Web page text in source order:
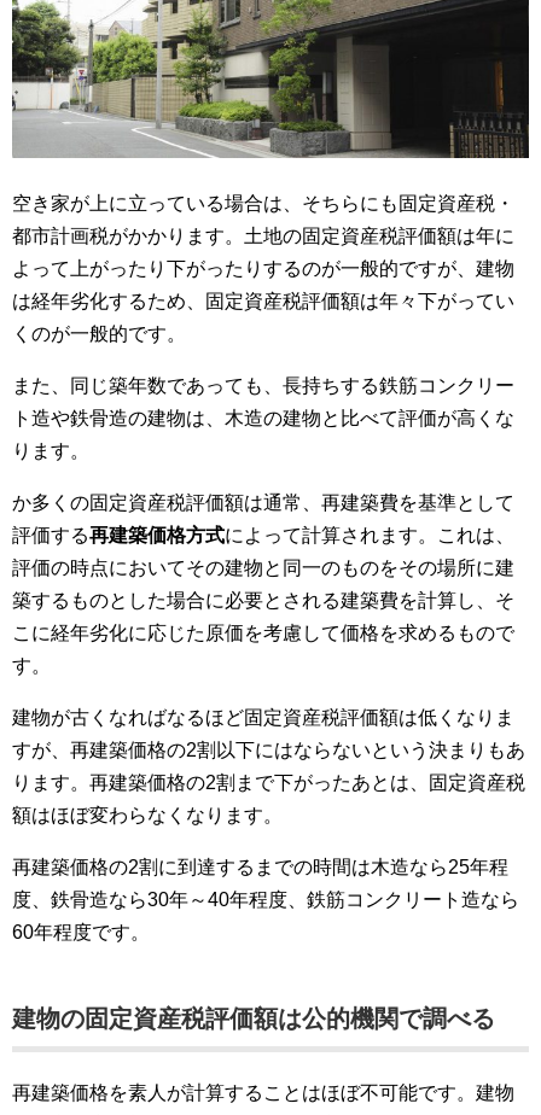
空き家が上に立っている場合は、そちらにも固定資産税・
都市計画税がかかります。土地の固定資産税評価額は年に
よって上がったり下がったりするのが一般的ですが、建物
は経年劣化するため、固定資産税評価額は年々下がってい
くのが一般的です。
また、同じ築年数であっても、長持ちする鉄筋コンクリー
ト造や鉄骨造の建物は、木造の建物と比べて評価が高くな
ります。
か多くの固定資産税評価額は通常、再建築費を基準として
評価する再建築価格方式によって計算されます。これは、
評価の時点においてその建物と同一のものをその場所に建
築するものとした場合に必要とされる建築費を計算し、そ
こに経年劣化に応じた原価を考慮して価格を求めるもので
す。
建物が古くなればなるほど固定資産税評価額は低くなりま
すが、再建築価格の2割以下にはならないという決まりもあ
ります。再建築価格の2割まで下がったあとは、固定資産税
額はほぼ変わらなくなります。
再建築価格の2割に到達するまでの時間は木造なら25年程
度、鉄骨造なら30年～40年程度、鉄筋コンクリート造なら
60年程度です。
建物の固定資産税評価額は公的機関で調べる
再建築価格を素人が計算することはほぼ不可能です。建物